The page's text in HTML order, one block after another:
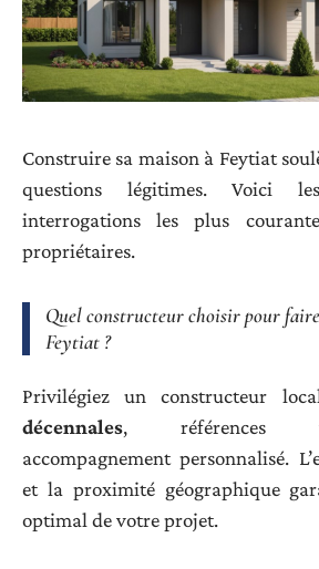
Construire sa maison à Feytiat
questions légitimes. Voici
interrogations les plus
propriétaires.
Quel constructeur choisir pour
Feytiat ?
Privilégiez un constructeur
décennales, références
accompagnement personnalisé.
et la proximité géographique
optimal de votre projet.